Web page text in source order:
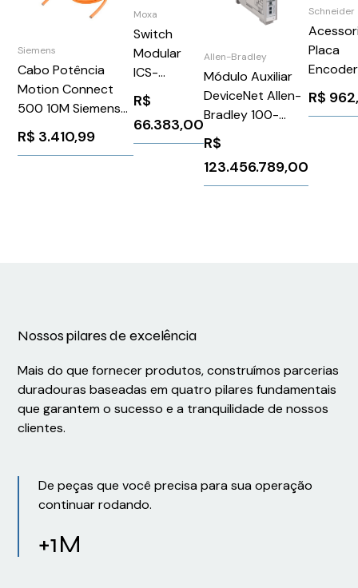
Siemens
Cabo Potência
Motion Connect
500 10M Siemens
6FX50081BB251BA0
R$ 3.410,99
Moxa
Switch
Modular
ICS-
G7748A-
HV-HV
R$
66.383,00
Allen-Bradley
Módulo Auxiliar
DeviceNet Allen-
Bradley 100-
DNY42R
R$
123.456.789,00
Schneider
Placa
Encoder
5/12/
Inversor
R$
Nossos pilares de excelência
Mais do que fornecer produtos, construímos parcerias
duradouras baseadas em quatro pilares fundamentais
que garantem o sucesso e a tranquilidade de nossos
clientes.
De peças que você precisa para sua operação
continuar rodando.
+1M